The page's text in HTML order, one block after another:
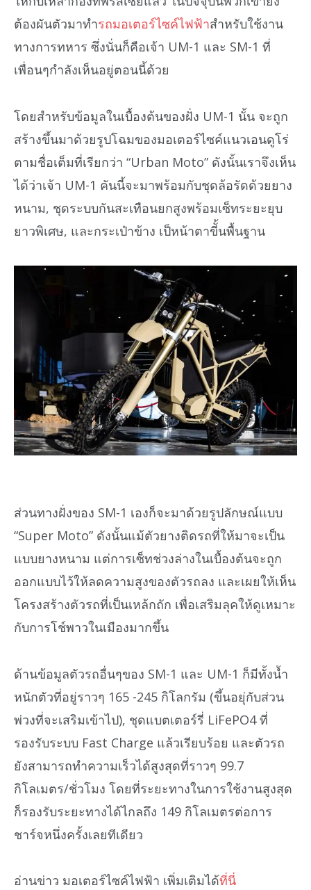
ต้องผันตัวมาทำรถมอเตอร์ไซค์ไฟฟ้าสำหรับใช้งาน
ทางการทหาร ซึ่งนั่นก็คือเจ้า UM-1 และ SM-1 ที่
เพื่อนๆกำลังเห็นอยู่ตอนนี้ด้วย
โดยสำหรับข้อมูลในเบื้องต้นของฝั่ง UM-1 นั้น จะถูก
สร้างขึ้นมาด้วยรูปโฉมของมอเตอร์ไซค์แนวเอนดูโร่
ตามชื่อเต็มที่เรียกว่า “Urban Moto” ดังนั้นเราจึงเห็น
ได้ว่าเจ้า UM-1 คันนี้จะมาพร้อมกับชุดล้อรัดด้วยยาง
หนาม, ชุดระบบกันสะเทือนยกสูงพร้อมเซ็ทระยะยุบ
ยาวพิเศษ, และกระเป๋าข้าง เป็หน้าตาขีั้นพื้นฐาน
ส่วนทางฝั่งของ SM-1 เองก็จะมาด้วยรูปลักษณ์แบบ
“Super Moto” ดังนั้นแม้ตัวยางติดรถที่ให้มาจะเป็น
แบบยางหนาม แต่การเซ็ทช่วงล่างในเบื้องต้นจะถูก
ออกแบบไว้ให้ลดความสูงของตัวรถลง และเผยให้เห็น
โครงสร้างตัวรถที่เป็นเหล้กถัก เพื่อเสริมลุคให้ดูเหมาะ
กับการโช์พาวในเมืองมากขึ้น
ด้านข้อมูลตัวรถอื่นๆของ SM-1 และ UM-1 ก็มีทั้งน้ำ
หนักตัวที่อยู่ราวๆ 165 -245 กิโลกรัม (ขึ้นอยุ่กับส่วน
พ่วงที่จะเสริมเข้าไป), ชุดแบตเตอร์รี่ LiFePO4 ที่
รองรับระบบ Fast Charge แล้วเรียบร้อย และตัวรถ
ยังสามารถทำความเร็วได้สูงสุดที่ราวๆ 99.7
กิโลเมตร/ชั่วโมง โดยที่ระยะทางในการใช้งานสูงสุด
ก็รองรับระยะทางได้ไกลถึง 149 กิโลเมตรต่อการ
ชาร์จหนึ่งครั้งเลยทีเดียว
อ่านข่าว มอเตอร์ไซค์ไฟฟ้า เพิ่มเติมได้ที่นี่